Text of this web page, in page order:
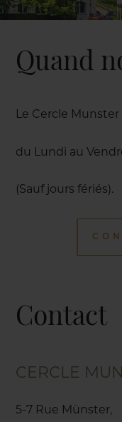
Quand
Le Cercle
du Lundi au
(Sauf jours fériés).
Contact
CERCLE
5-7 Rue Münster,